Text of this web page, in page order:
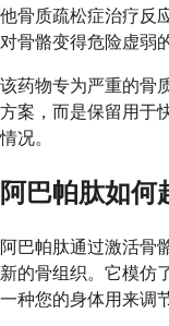
他骨质疏松症治疗反
对骨骼变得危险虚弱
该药物专为严重的骨
方案，而是保留用于
情况。
阿巴帕肽如何
阿巴帕肽通过激活骨
新的骨组织。它模仿
一种您的身体用来调